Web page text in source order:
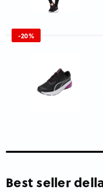
-20%
Best seller